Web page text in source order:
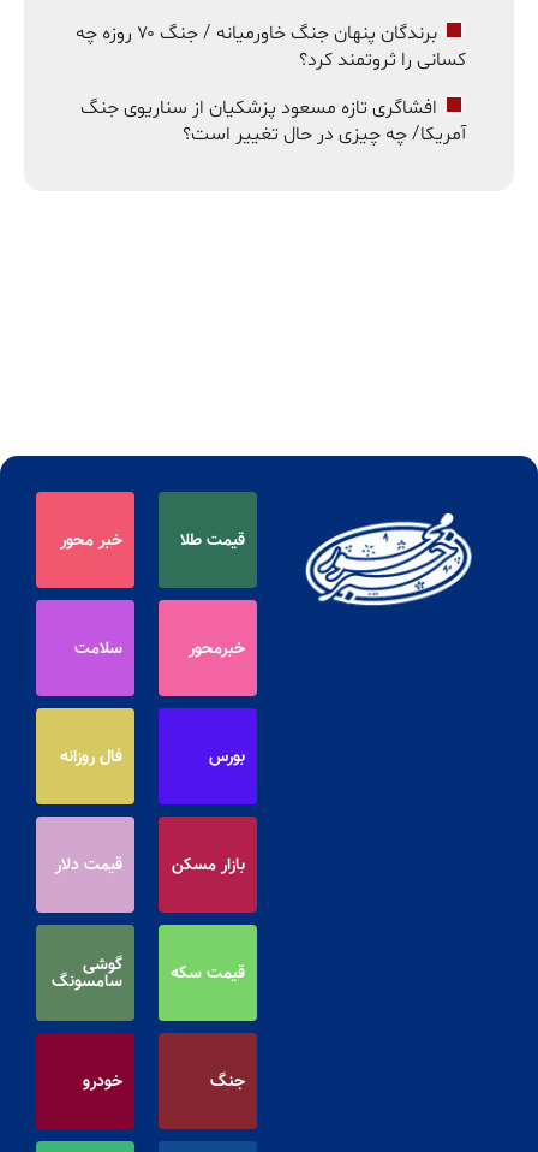
برندگان پنهان جنگ خاورمیانه / جنگ ۷۰ روزه چه
کسانی را ثروتمند کرد؟
افشاگری تازه مسعود پزشکیان از سناریوی جنگ
آمریکا/ چه چیزی در حال تغییر است؟
قیمت طلا خبر محور
خبرمحور سلامت
بورس فال روزانه
بازار مسکن قیمت دلار
قیمت سکه گوشی
سامسونگ
جنگ خودرو